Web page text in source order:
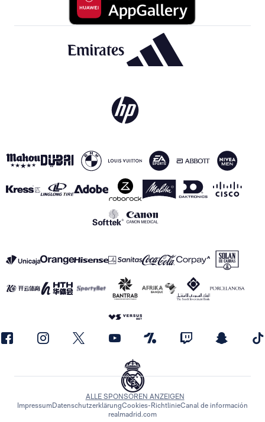
ALLE SPONSOREN ANZEIGEN
ImpressumDatenschutzerklärungCookies-RichtlinieCanal de información
realmadrid.com